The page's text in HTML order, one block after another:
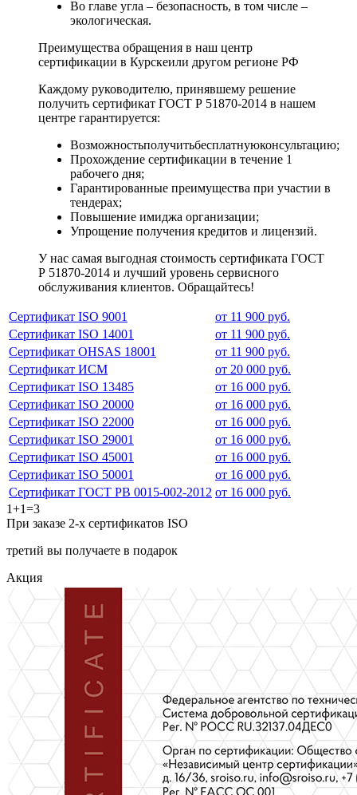
Во главе угла – безопасность, в том числе –
экологическая.
Преимущества обращения в наш центр
сертификации в Курскеили другом регионе РФ
Каждому руководителю, принявшему решение
получить сертификат ГОСТ Р 51870-2014 в нашем
центре гарантируется:
Возможностьполучитьбесплатнуюконсультацию;
Прохождение сертификации в течение 1
рабочего дня;
Гарантированные преимущества при участии в
тендерах;
Повышение имиджа организации;
Упрощение получения кредитов и лицензий.
У нас самая выгодная стоимость сертификата ГОСТ
Р 51870-2014 и лучший уровень сервисного
обслуживания клиентов. Обращайтесь!
Сертификат ISO 9001
от 11 900 руб.
Сертификат ISO 14001
от 11 900 руб.
Сертификат OHSAS 18001
от 11 900 руб.
Сертификат ИСМ
от 20 000 руб.
Сертификат ISO 13485
от 16 000 руб.
Сертификат ISO 20000
от 16 000 руб.
Сертификат ISO 22000
от 16 000 руб.
Сертификат ISO 29001
от 16 000 руб.
Сертификат ISO 45001
от 16 000 руб.
Сертификат ISO 50001
от 16 000 руб.
Сертификат ГОСТ РВ 0015-002-2012 от 16 000 руб.
1+1=3
При заказе 2-х сертификатов ISO
третий вы получаете в подарок
Акция